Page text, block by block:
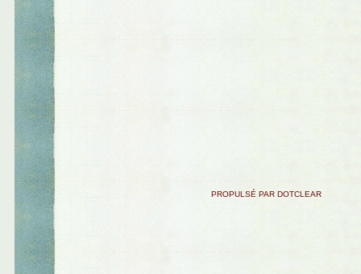
PROPULSÉ PAR DOTCLEAR